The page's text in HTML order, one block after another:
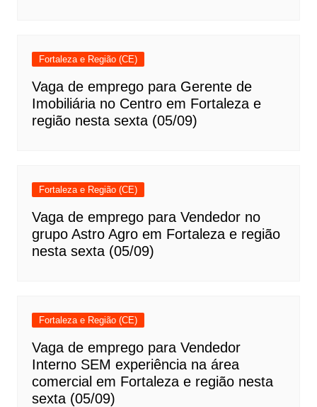
Fortaleza e Região (CE)
Vaga de emprego para Gerente de
Imobiliária no Centro em Fortaleza e
região nesta sexta (05/09)
Fortaleza e Região (CE)
Vaga de emprego para Vendedor no
grupo Astro Agro em Fortaleza e região
nesta sexta (05/09)
Fortaleza e Região (CE)
Vaga de emprego para Vendedor
Interno SEM experiência na área
comercial em Fortaleza e região nesta
sexta (05/09)